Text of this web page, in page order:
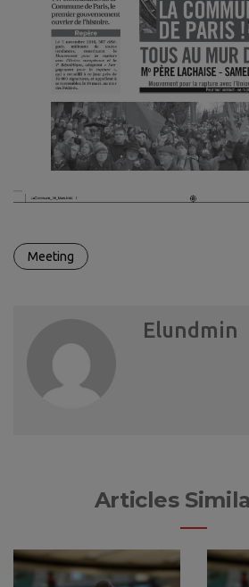
Meeting
Elundmin
Articles